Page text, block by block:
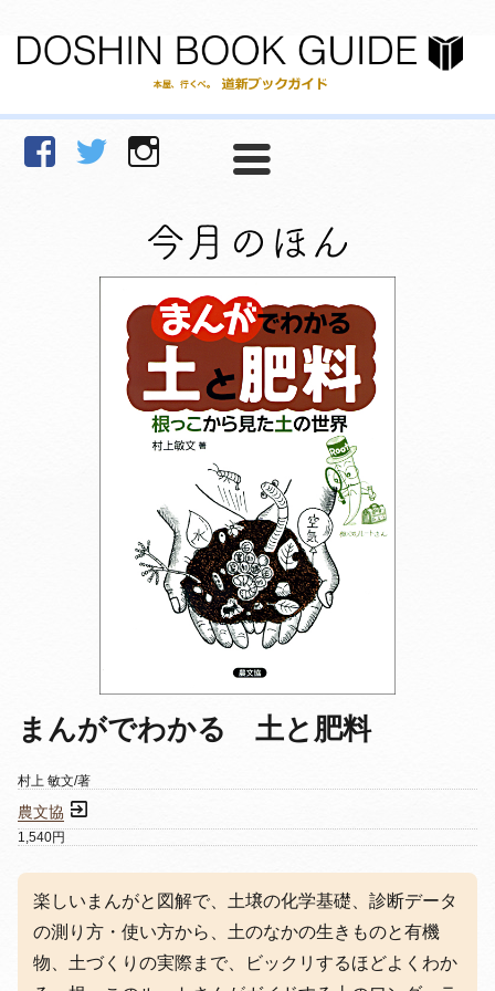
facebookTwitter Instagram
まんがでわかる 土と肥料
村上 敏文/著
農文協
1,540円
楽しいまんがと図解で、土壌の化学基礎、診断データ
の測り方・使い方から、土のなかの生きものと有機
物、土づくりの実際まで、ビックリするほどよくわか